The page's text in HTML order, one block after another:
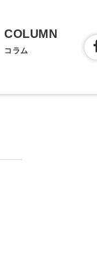
COLUMN
コラム